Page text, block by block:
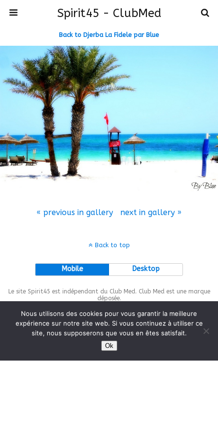
Spirit45 - ClubMed
Back to Djerba La Fidele par Blue
« previous in gallery next in gallery »
Back to top
Mobile Desktop
Le site Spirit45 est indépendant du Club Med. Club Med est une marque
déposée.
This site is protected bywp-copyrightpro.com
Nous utilisons des cookies pour vous garantir la meilleure
expérience sur notre site web. Si vous continuez à utiliser ce
site, nous supposerons que vous en êtes satisfait.
Ok